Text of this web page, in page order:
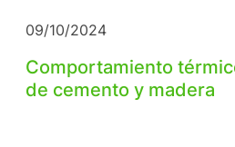
09/10/2024
Comportamiento
de cemento y madera